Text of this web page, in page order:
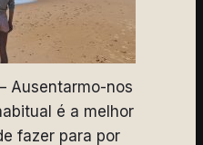
Ausentarmo-nos
é a melhor
fazer para por